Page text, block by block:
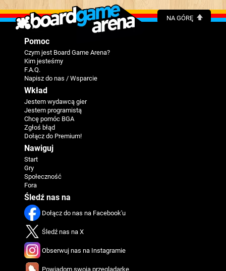
NA GÓRĘ
Pomoc
Czym jest Board Game Arena?
Kim jesteśmy
F.A.Q.
Napisz do nas / Wsparcie
Wkład
Jestem wydawcą gier
Jestem programistą
Chcę pomóc BGA
Zgłoś błąd
Dołącz do Premium!
Nawiguj
Start
Gry
Społeczność
Fora
Śledź nas na
Dołącz do nas na Facebook'u
Śledź nas na X
Obserwuj nas na Instagramie
Powiadom swoją przeglądarkę